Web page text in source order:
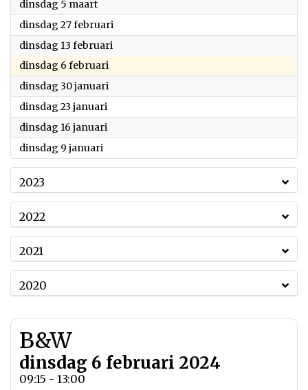
dinsdag 5 maart2024
dinsdag 27 februari
dinsdag 13 februari
dinsdag 6 februari
dinsdag 30 januari
dinsdag 23 januari
dinsdag 16 januari
dinsdag 9 januari
2023
2022
2021
2020
B&W
dinsdag 6 februari 2024
09:15 - 13:00